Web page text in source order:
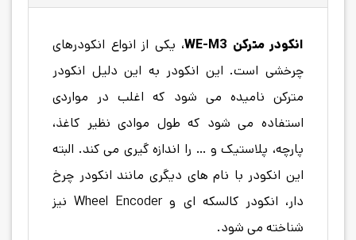
انکودر مترکن WE-M3
، یکی از انواع انکودرهای
چرخشی است. این انکودر به این دلیل انکودر
مترکن نامیده می شود که اغلب در مواردی
استفاده می شود که طول موادی نظیر کاغذ،
پارچه، پلاستیک و … را اندازه گیری می کند. البته
این انکودر با نام های دیگری مانند انکودر چرخ
دار، انکودر کالسکه ای و Wheel Encoder نیز
شناخته می شود.